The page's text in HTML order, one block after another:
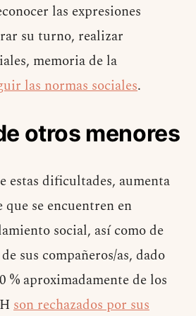
las expresiones
su turno, realizar
memoria de la
las normas sociales.
otros menores
estas dificultades, aumenta
se encuentren en
social, así como de
sus compañeros/as, dado
% aproximadamente de los
son rechazados por sus